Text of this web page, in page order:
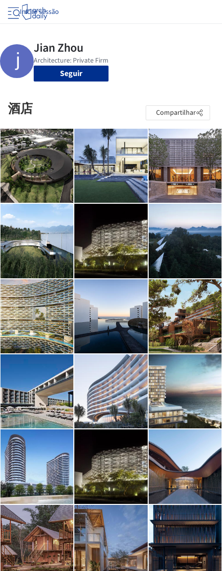
Iniciar sessão
Seguir
酒店 Compartilhar